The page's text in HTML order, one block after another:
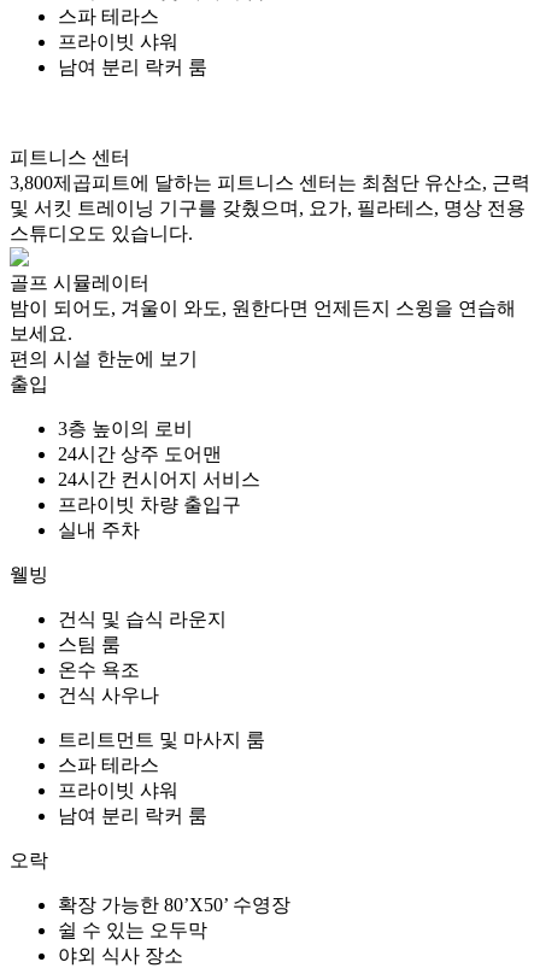
스파 테라스
프라이빗 샤워
남여 분리 락커 룸
피트니스 센터
3,800제곱피트에 달하는 피트니스 센터는 최첨단 유산소, 근력
및 서킷 트레이닝 기구를 갖췄으며, 요가, 필라테스, 명상 전용
스튜디오도 있습니다.
골프 시뮬레이터
밤이 되어도, 겨울이 와도, 원한다면 언제든지 스윙을 연습해
보세요.
편의 시설 한눈에 보기
출입
3층 높이의 로비
24시간 상주 도어맨
24시간 컨시어지 서비스
프라이빗 차량 출입구
실내 주차
웰빙
건식 및 습식 라운지
스팀 룸
온수 욕조
건식 사우나
트리트먼트 및 마사지 룸
스파 테라스
프라이빗 샤워
남여 분리 락커 룸
오락
확장 가능한 80’X50’ 수영장
쉴 수 있는 오두막
야외 식사 장소